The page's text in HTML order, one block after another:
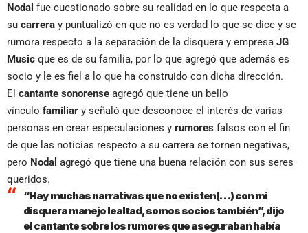
Nodal fue cuestionado sobre su realidad en lo que respecta a
su carrera y puntualizó en que no es verdad lo que se dice y se
rumora respecto a la separación de la disquera y empresa JG
Music que es de su familia, por lo que agregó que además es
socio y le es fiel a lo que ha construido con dicha dirección.
El cantante sonorense agregó que tiene un bello
vínculo familiar y señaló que desconoce el interés de varias
personas en crear especulaciones y rumores falsos con el fin
de que las noticias respecto a su carrera se tornen negativas,
pero Nodal agregó que tiene una buena relación con sus seres
queridos.
“Hay muchas narrativas que no existen(…) con mi
disquera manejo lealtad, somos socios también”, dijo
el cantante sobre los rumores que aseguraban había